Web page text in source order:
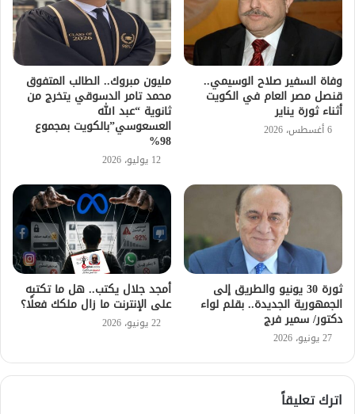
وفاة السفير صلاح الوسيمي..
قنصل مصر العام في الكويت
أثناء ثورة يناير
6 أغسطس، 2026
مليون مبروك.. الطالب المتفوق
محمد تامر الدسوقي يتخرج من
ثانوية “عبد الله
العسعوسي”بالكويت بمجموع
98%
12 يوليو، 2026
ثورة 30 يونيو والطريق إلى
الجمهورية الجديدة.. بقلم لواء
دكتور/ سمير فرج
27 يونيو، 2026
أمجد جلال يكتب.. هل ما تكتبه
على الإنترنت ما زال ملكك فعلًا؟
22 يونيو، 2026
اترك تعليقاً